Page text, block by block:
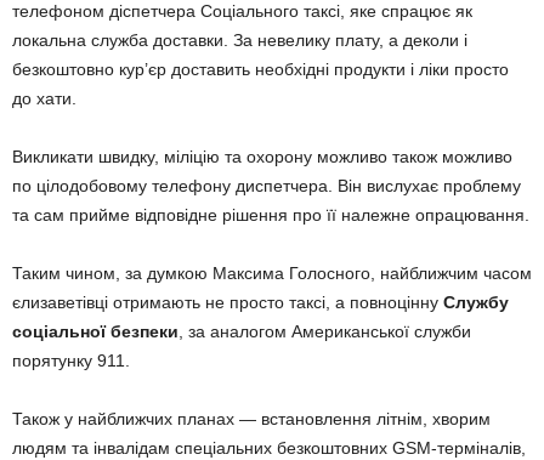
телефоном діспетчера Соціального таксі, яке спрацює як
локальна служба доставки. За невелику плату, а деколи і
безкоштовно кур’єр доставить необхідні продукти і ліки просто
до хати.
Викликати швидку, міліцію та охорону можливо також можливо
по цілодобовому телефону диспетчера. Він вислухає проблему
та сам прийме відповідне рішення про її належне опрацювання.
Таким чином, за думкою Максима Голосного, найближчим часом
єлизаветівці отримають не просто таксі, а повноцінну Службу
соціальної безпеки, за аналогом Американської служби
порятунку 911.
Також у найближчих планах — встановлення літнім, хворим
людям та інвалідам спеціальних безкоштовних GSM-терміналів,